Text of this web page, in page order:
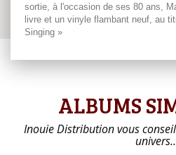
sortie, à l'occasion de ses 80 ans,
livre et un vinyle flambant neuf, au
Singing »
ALBUMS
Inouie Distribution vous